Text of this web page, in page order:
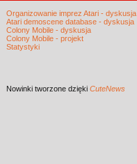
Organizowanie imprez Atari - dyskusja
Atari demoscene database - dyskusja
Colony Mobile - dyskusja
Colony Mobile - projekt
Statystyki
Nowinki tworzone dzięki CuteNews